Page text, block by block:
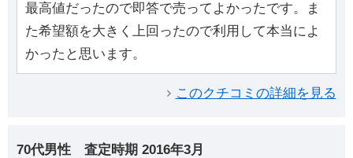
最高値だったので即答で売ってよかったです。ま
た希望額を大きく上回ったので利用して本当によ
かったと思います。
このクチコミの詳細を見る
70代男性 査定時期 2016年3月